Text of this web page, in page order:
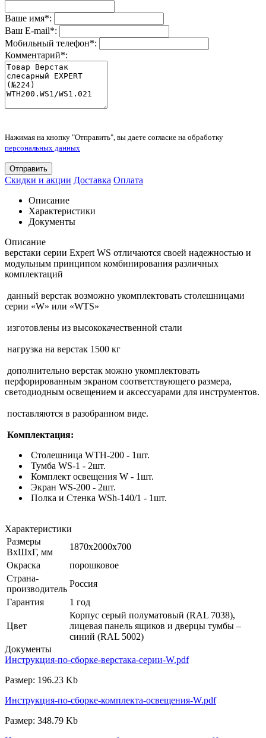
Ваше имя*:
Ваш E-mail*:
Мобильный телефон*:
Комментарий*:
Нажимая на кнопку "Отправить", вы даете согласие на обработку
персональных данных
Отправить
Скидки и акции Доставка Оплата
Описание
Характеристики
Документы
Описание
верстаки серии Expert WS отличаются своей надежностью и
модульным принципом комбинирования различных
комплектаций
данный верстак возможно укомплектовать столешницами
серии «W» или «WTS»
изготовлены из высококачественной стали
нагрузка на верстак 1500 кг
дополнительно верстак можно укомплектовать
перфорированным экраном соответствующего размера,
светодиодным освещением и аксессуарами для инструментов.
поставляются в разобранном виде.
Комплектация:
Столешница WTH-200 - 1шт.
Тумба WS-1 - 2шт.
Комплект освещения W - 1шт.
Экран WS-200 - 2шт.
Полка и Стенка WSh-140/1 - 1шт.
Характеристики
Размеры
ВхШхГ, мм
1870x2000x700
Окраска
порошковое
Страна-
производитель
Россия
Гарантия
1 год
Цвет
Корпус серый полуматовый (RAL 7038),
лицевая панель ящиков и дверцы тумбы –
синий (RAL 5002)
Документы
Инструкция-по-сборке-верстака-серии-W.pdf
Размер: 196.23 Kb
Инструкция-по-сборке-комплекта-освещения-W.pdf
Размер: 348.79 Kb